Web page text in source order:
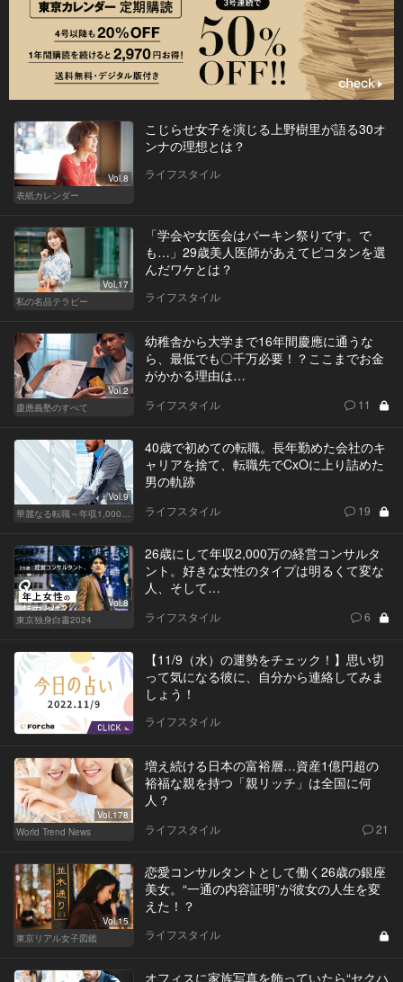
Vol.8
表紙カレンダー
こじらせ女子を演じる上野樹里が語る30オ
ンナの理想とは？
ライフスタイル
Vol.17
私の名品テラピー
「学会や女医会はバーキン祭りです。で
も…」29歳美人医師があえてピコタンを選
んだワケとは？
ライフスタイル
Vol.2
慶應義塾のすべて
幼稚舎から大学まで16年間慶應に通うな
ら、最低でも〇千万必要！？ここまでお金
がかかる理由は…
ライフスタイル 11
Vol.9
華麗なる転職～年収1,000万超の道～
40歳で初めての転職。長年勤めた会社のキ
ャリアを捨て、転職先でCxOに上り詰めた
男の軌跡
ライフスタイル 19
Vol.8
東京独身白書2024
26歳にして年収2,000万の経営コンサルタ
ント。好きな女性のタイプは明るくて変な
人、そして…
ライフスタイル 6
【11/9（水）の運勢をチェック！】思い切
って気になる彼に、自分から連絡してみま
しょう！
ライフスタイル
Vol.178
World Trend News
増え続ける日本の富裕層…資産1億円超の
裕福な親を持つ「親リッチ」は全国に何
人？
ライフスタイル 21
Vol.15
東京リアル女子図鑑
恋愛コンサルタントとして働く26歳の銀座
美女。“一通の内容証明”が彼女の人生を変
えた！？
ライフスタイル
オフィスに家族写真を飾っていたら“セクハ